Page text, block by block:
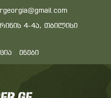
4-4ა, თბილისი
ენები